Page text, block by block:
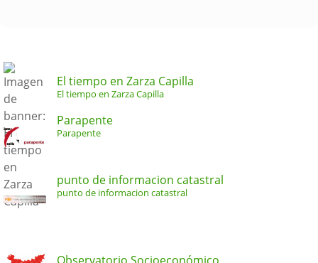
El tiempo en Zarza Capilla
El tiempo en Zarza Capilla
Parapente
Parapente
punto de informacion catastral
punto de informacion catastral